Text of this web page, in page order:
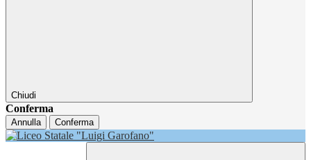
Chiudi
Conferma
Annulla Conferma